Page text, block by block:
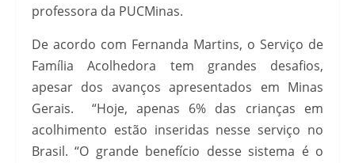
professora da PUCMinas.
De acordo com Fernanda Martins, o Serviço de
Família Acolhedora tem grandes desafios,
apesar dos avanços apresentados em Minas
Gerais. “Hoje, apenas 6% das crianças em
acolhimento estão inseridas nesse serviço no
Brasil. “O grande benefício desse sistema é o